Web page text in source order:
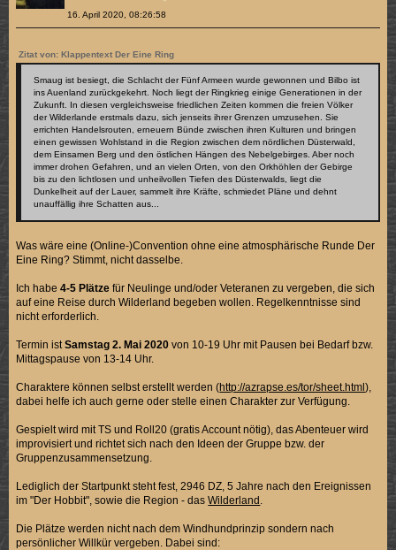
16. April 2020, 08:26:58
Zitat von: Klappentext Der Eine Ring
Smaug ist besiegt, die Schlacht der Fünf Armeen wurde gewonnen und Bilbo ist
ins Auenland zurückgekehrt. Noch liegt der Ringkrieg einige Generationen in der
Zukunft. In diesen vergleichsweise friedlichen Zeiten kommen die freien Völker
der Wilderlande erstmals dazu, sich jenseits ihrer Grenzen umzusehen. Sie
errichten Handelsrouten, erneuern Bünde zwischen ihren Kulturen und bringen
einen gewissen Wohlstand in die Region zwischen dem nördlichen Düsterwald,
dem Einsamen Berg und den östlichen Hängen des Nebelgebirges. Aber noch
immer drohen Gefahren, und an vielen Orten, von den Orkhöhlen der Gebirge
bis zu den lichtlosen und unheilvollen Tiefen des Düsterwalds, liegt die
Dunkelheit auf der Lauer, sammelt ihre Kräfte, schmiedet Pläne und dehnt
unauffällig ihre Schatten aus...
Was wäre eine (Online-)Convention ohne eine atmosphärische Runde Der
Eine Ring? Stimmt, nicht dasselbe.
Ich habe4-5 Plätze für Neulinge und/oder Veteranen zu vergeben, die sich
auf eine Reise durch Wilderland begeben wollen. Regelkenntnisse sind
nicht erforderlich.
Termin istSamstag 2. Mai 2020 von 10-19 Uhr mit Pausen bei Bedarf bzw.
Mittagspause von 13-14 Uhr.
Charaktere können selbst erstellt werden (http://azrapse.es/tor/sheet.html),
dabei helfe ich auch gerne oder stelle einen Charakter zur Verfügung.
Gespielt wird mit TS und Roll20 (gratis Account nötig), das Abenteuer wird
improvisiert und richtet sich nach den Ideen der Gruppe bzw. der
Gruppenzusammensetzung.
Lediglich der Startpunkt steht fest, 2946 DZ, 5 Jahre nach den Ereignissen
im "Der Hobbit", sowie die Region - dasWilderland.
Die Plätze werden nicht nach dem Windhundprinzip sondern nach
persönlicher Willkür vergeben. Dabei sind: